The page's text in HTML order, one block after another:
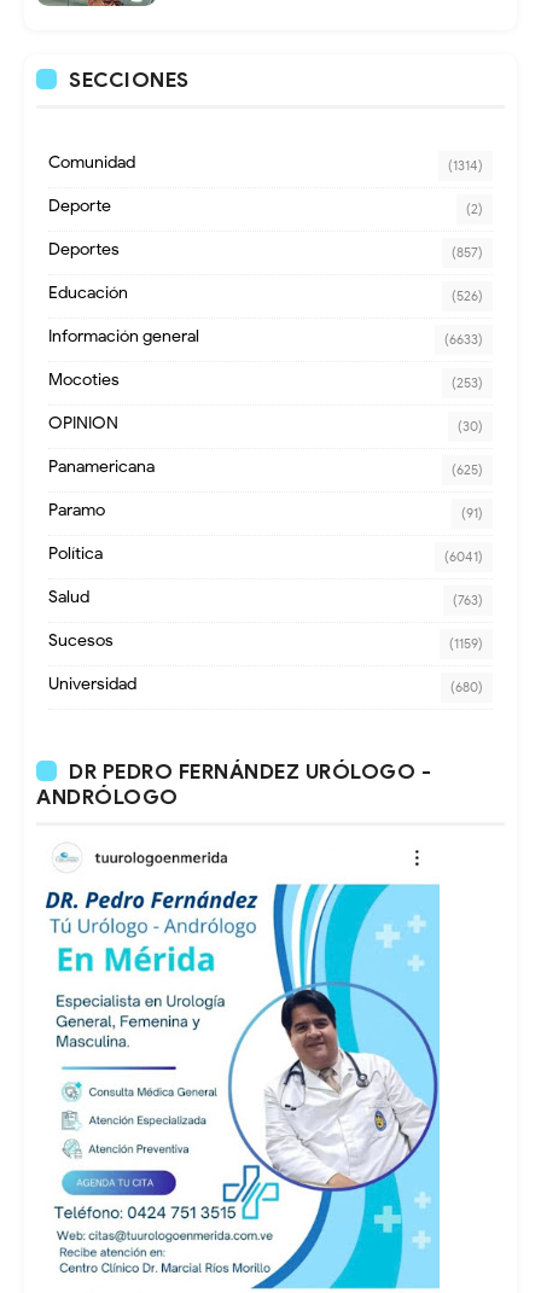
SECCIONES
Comunidad (1314)
Deporte (2)
Deportes (857)
Educación (526)
Información general (6633)
Mocoties (253)
OPINION (30)
Panamericana (625)
Paramo (91)
Política (6041)
Salud (763)
Sucesos (1159)
Universidad (680)
DR PEDRO FERNÁNDEZ URÓLOGO -
ANDRÓLOGO